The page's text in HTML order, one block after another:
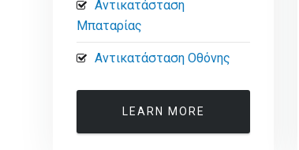
Αντικατάσταση
Μπαταρίας
Αντικατάσταση Οθόνης
LEARN MORE